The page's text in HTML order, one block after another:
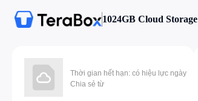
1024GB Cloud Storage
Thời gian hết hạn: có hiệu lực ngày
Chia sẻ từ